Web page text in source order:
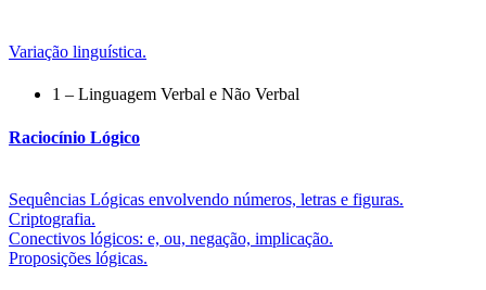
Variação linguística.
1 – Linguagem Verbal e Não Verbal
Raciocínio Lógico
Sequências Lógicas envolvendo números, letras e figuras.
Criptografia.
Conectivos lógicos: e, ou, negação, implicação.
Proposições lógicas.